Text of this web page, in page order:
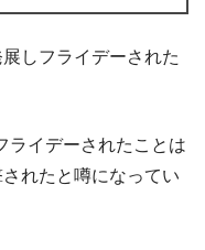
しフライデーされた
ライデーされたことは
れたと噂になってい